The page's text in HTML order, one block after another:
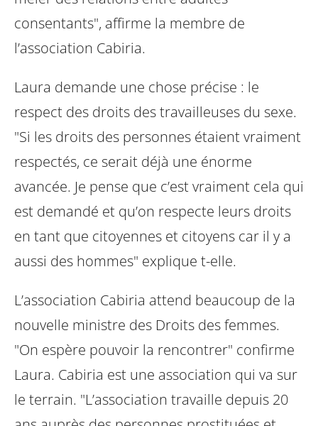
consentants", affirme la membre de
l’association Cabiria.
Laura demande une chose précise : le
respect des droits des travailleuses du sexe.
"Si les droits des personnes étaient vraiment
respectés, ce serait déjà une énorme
avancée. Je pense que c’est vraiment cela qui
est demandé et qu’on respecte leurs droits
en tant que citoyennes et citoyens car il y a
aussi des hommes" explique t-elle.
L’association Cabiria attend beaucoup de la
nouvelle ministre des Droits des femmes.
"On espère pouvoir la rencontrer" confirme
Laura. Cabiria est une association qui va sur
le terrain. "L’association travaille depuis 20